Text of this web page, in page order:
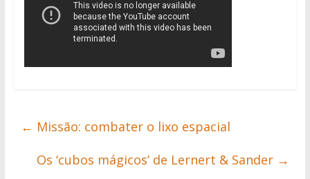
← Missão: combater o lixo espacial
Os ‘cubos mágicos’ de Lernert & Sander →